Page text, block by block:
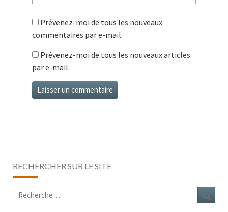
Prévenez-moi de tous les nouveaux
commentaires par e-mail.
Prévenez-moi de tous les nouveaux articles
par e-mail.
RECHERCHER SUR LE SITE
Rechercher :